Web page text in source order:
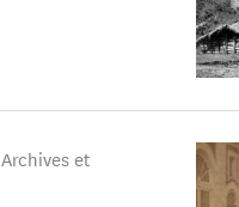
Archives et